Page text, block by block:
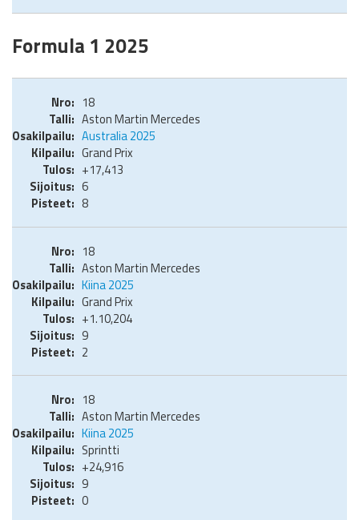
Formula 1 2025
18
Aston Martin Mercedes
Australia 2025
Grand Prix
+17,413
6
8
18
Aston Martin Mercedes
Kiina 2025
Grand Prix
+1.10,204
9
2
18
Aston Martin Mercedes
Kiina 2025
Sprintti
+24,916
9
0